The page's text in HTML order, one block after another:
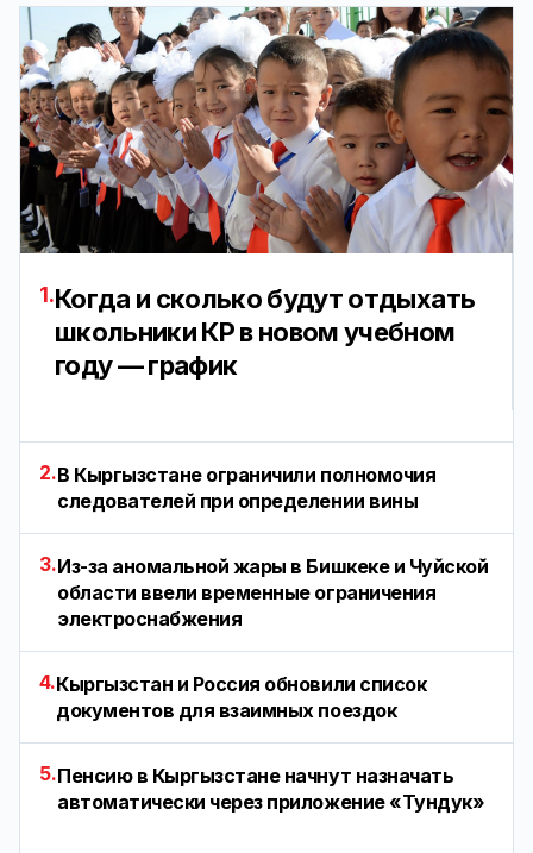
1.Когда и сколько будут отдыхать
школьники КР в новом учебном
году — график
2.В Кыргызстане ограничили полномочия
следователей при определении вины
3.Из-за аномальной жары в Бишкеке и Чуйской
области ввели временные ограничения
электроснабжения
4.Кыргызстан и Россия обновили список
документов для взаимных поездок
5.Пенсию в Кыргызстане начнут назначать
автоматически через приложение «Тундук»